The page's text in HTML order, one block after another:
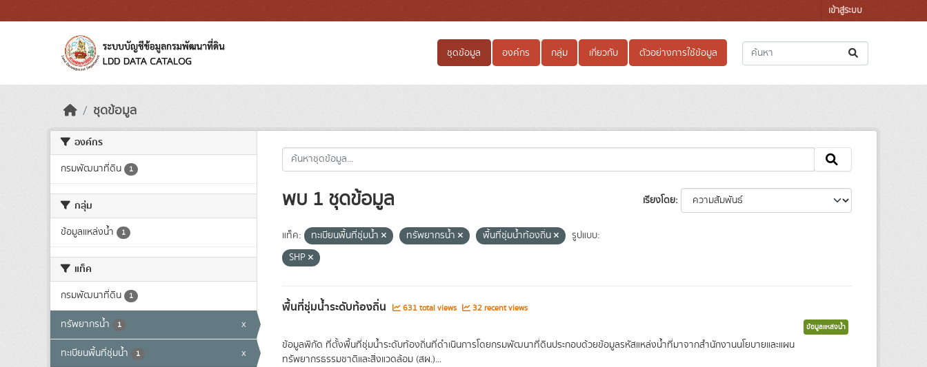
เข้าสู่ระบบ
ชุดข้อมูล องค์กร กลุ่ม เกี่ยวกับ ตัวอย่างการใช้ข้อมูล
ชุดข้อมูล
องค์กร
กรมพัฒนาที่ดิน 1
กลุ่ม
ข้อมูลแหล่งน้ำ 1
แท็ค
กรมพัฒนาที่ดิน 1
ทรัพยากรน้ำ 1 x
ทะเบียนพื้นที่ชุ่มน้ำ 1 x
เรียงโดย
พบ 1 ชุดข้อมูล
แท็ค: ทะเบียนพื้นที่ชุ่มน้ำ ทรัพยากรน้ำ พื้นที่ชุ่มน้ำท้องถิ่น
รูปแบบ:
SHP
พื้นที่ชุ่มน้ำระดับท้องถิ่น 631 total views 32 recent views
ข้อมูลแหล่งน้ำ
ข้อมูลพิกัด ที่ตั้งพื้นที่ชุ่มน้ำระดับท้องถิ่นที่ดำเนินการโดยกรมพัฒนาที่ดินประกอบด้วยข้อมูลรหัสแหล่งน้ำที่มาจากสำนักงานนโยบายและแผน
ทรัพยากรธรรมชาติและสิ่งแวดล้อม (สผ.)...